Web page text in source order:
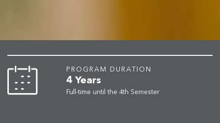
PROGRAM DURATION
4 Years
Full-time until the4th Semester